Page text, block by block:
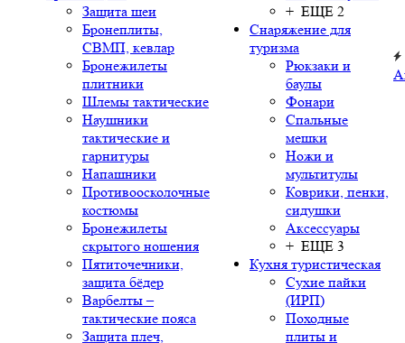
Защита шеи
Бронеплиты,
СВМП, кевлар
Бронежилеты
плитники
Шлемы тактические
Наушники
тактические и
гарнитуры
Напашники
Противоосколочные
костюмы
Бронежилеты
скрытого ношения
Пятиточечники,
защита бёдер
Варбелты –
тактические пояса
Защита плеч,
+ ЕЩЕ 2
Снаряжение для
туризма
Рюкзаки и
баулы
Фонари
Спальные
мешки
Ножи и
мультитулы
Коврики, пенки,
сидушки
Аксессуары
+ ЕЩЕ 3
Кухня туристическая
Сухие пайки
(ИРП)
Походные
плиты и